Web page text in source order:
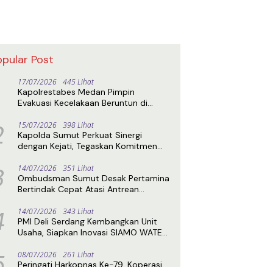
Post
17/07/2026 445 Lihat
Kapolrestabes Medan Pimpin
Evakuasi Kecelakaan Beruntun di
Kembali Normal
15/07/2026 398 Lihat
Kapolda Sumut Perkuat Sinergi
dengan Kejati, Tegaskan Komitmen
14/07/2026 351 Lihat
Ombudsman Sumut Desak Pertamina
Bertindak Cepat Atasi Antrean
14/07/2026 343 Lihat
PMI Deli Serdang Kembangkan Unit
Usaha, Siapkan Inovasi SIAMO WATER
08/07/2026 261 Lihat
Peringati Harkopnas Ke-79, Koperasi